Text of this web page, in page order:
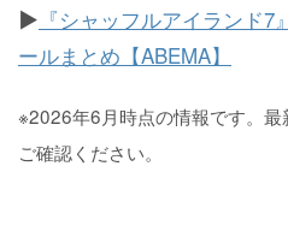
▶ 『シャッフルアイランド
ールまとめ【ABEMA】
※2026年6月時点の情報です。
ご確認ください。